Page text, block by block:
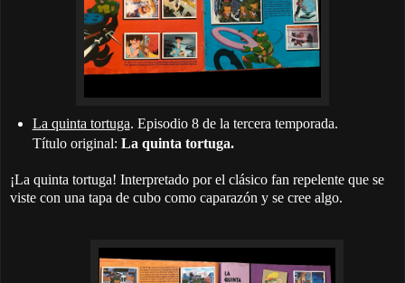
La quinta tortuga. Episodio 8 de la tercera temporada.
Título original: La quinta tortuga.
¡La quinta tortuga! Interpretado por el clásico fan repelente que se
viste con una tapa de cubo como caparazón y se cree algo.